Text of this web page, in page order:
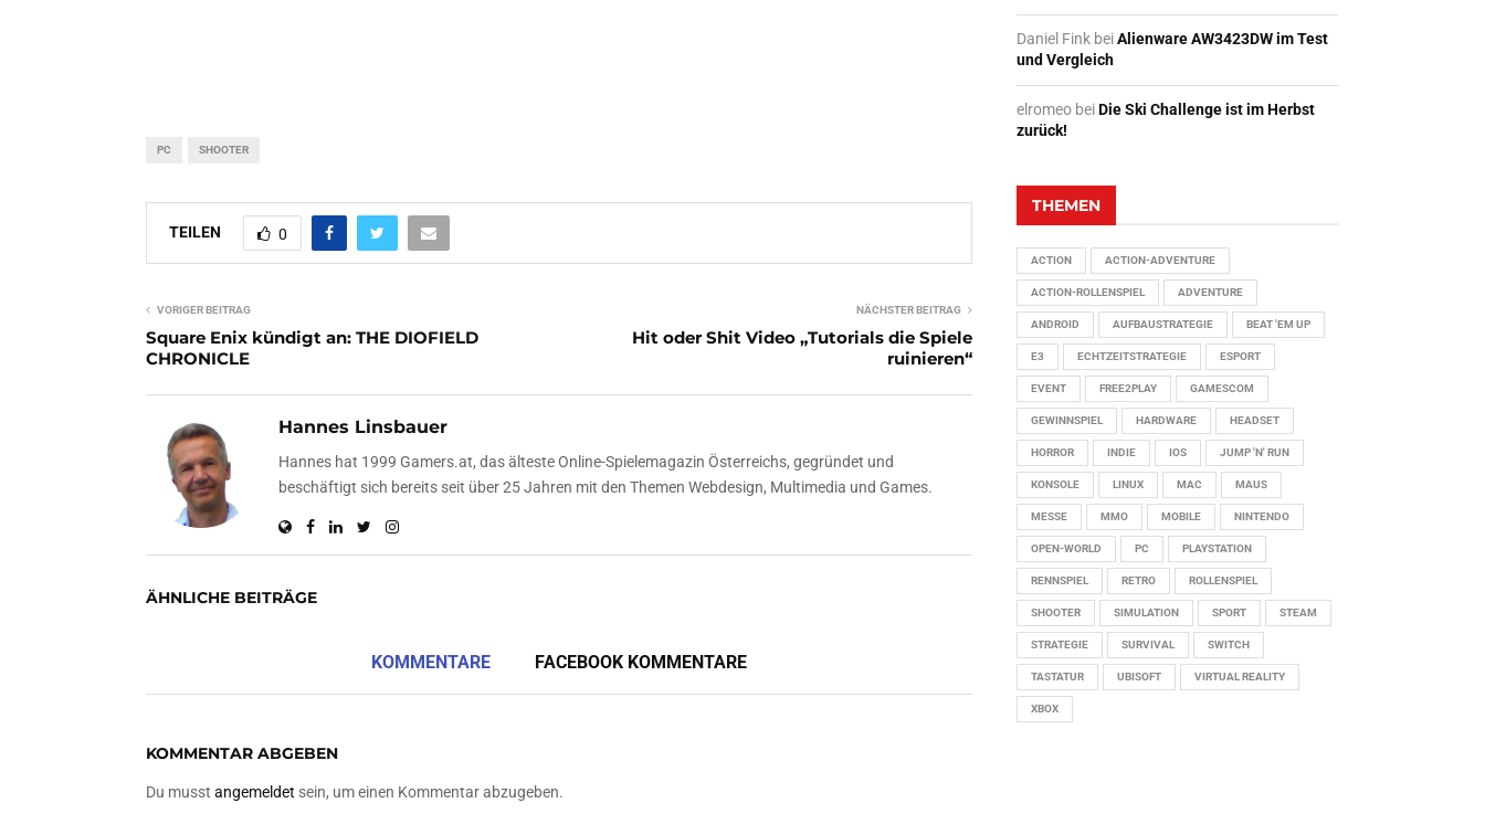
PC SHOOTER
TEILEN 0
VORIGER BEITRAG
Square Enix kündigt an: THE DIOFIELD
CHRONICLE
NÄCHSTER BEITRAG
Hit oder Shit Video „Tutorials die Spiele
ruinieren“
Hannes Linsbauer
Hannes hat 1999 Gamers.at, das älteste Online-Spielemagazin Österreichs, gegründet und
beschäftigt sich bereits seit über 25 Jahren mit den Themen Webdesign, Multimedia und Games.
ÄHNLICHE BEITRÄGE
KOMMENTARE FACEBOOK KOMMENTARE
KOMMENTAR ABGEBEN
Du musst angemeldet sein, um einen Kommentar abzugeben.
Daniel Fink beiAlienware AW3423DW im Test
und Vergleich
elromeo beiDie Ski Challenge ist im Herbst
zurück!
THEMEN
ACTION ACTION-ADVENTURE
ACTION-ROLLENSPIEL ADVENTURE
ANDROID AUFBAUSTRATEGIE BEAT 'EM UP
E3 ECHTZEITSTRATEGIE ESPORT
EVENT FREE2PLAY GAMESCOM
GEWINNSPIEL HARDWARE HEADSET
HORROR INDIE IOS JUMP 'N' RUN
KONSOLE LINUX MAC MAUS
MESSE MMO MOBILE NINTENDO
OPEN-WORLD PC PLAYSTATION
RENNSPIEL RETRO ROLLENSPIEL
SHOOTER SIMULATION SPORT STEAM
STRATEGIE SURVIVAL SWITCH
TASTATUR UBISOFT VIRTUAL REALITY
XBOX